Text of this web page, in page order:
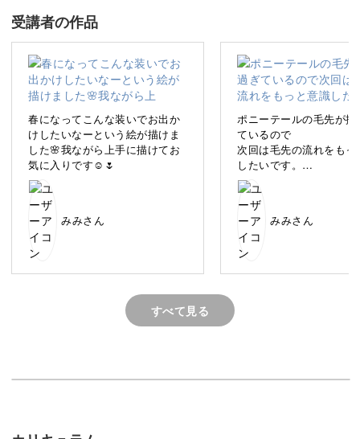
「SNSなどのアイコンとしてイラストを使いたいけれど、
自分ではうまく描けない……」
そんなお悩みをお持ちの方や、デジタルイラストをやって
きたい講座です。
向きや髪型、服の違いによる描き分け方を、しっかりレク
チャーします。
で自由に描けるようになるはずですよ♪
受講者の作品
春になってこんな装いでお出か
けしたいなーという絵が描けま
した🌸我ながら上手に描けてお
気に入りです☺️🌷
みみさん
ポニーテールの毛先が揃
ているので
次回は毛先の流れをもっ
したいです。
でも、初めてのポニーテ
満足に描けました^ ^
みみさん
すべて見る